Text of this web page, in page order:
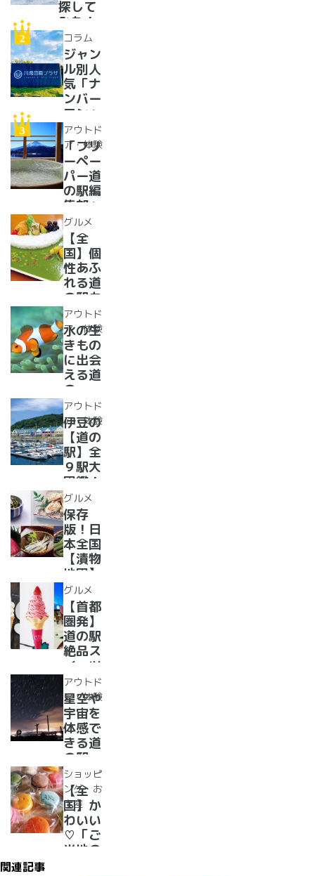
探して
みた！
イベン
トに巨
大グル
メ、ご
当地ス
イーツ
まで
【2024
年最新
情報】
コラム
ジャン
ル別人
気「ナ
ンバー
ワン」
道の駅
紹介。
フリー
ペーパ
ー道の
駅読者
が選ん
だ道の
駅ラン
キング
【最
新】
アウトド
ア・体験
「フリ
ーペー
パー道
の駅編
集部」
イチオ
シ！お
風呂の
ある道
の駅
16
選！あ
った
か、湯
ったり
道の駅
グルメ
【全
国】個
性あふ
れる道
の駅カ
レー大
集合！
道の駅
で食べ
られる
人気ダ
ムカレ
ー28
選
アウトド
ア・体験
水の生
きもの
に出会
える道
の
駅??〜
水族館
がある
道の駅
１０
選〜
【全
国】
アウトド
ア・体験
伊豆の
【道の
駅】全
９駅大
図鑑！
2022
年最新
グル
メ・お
土産を
まとめ
てご紹
介！＋
愛犬の
駅
グルメ
保存
版！日
本全国
【漬物
地図】
付き！
道の駅
で「ご
当地お
漬物」
めぐり
グルメ
【首都
圏発】
道の駅
絶品ス
イーツ
37
選！人
気のソ
フトク
リー
ム・ジ
ェラー
ト大集
合！
アウトド
ア・体験
星空や
宇宙を
体感で
きる道
の駅
道の駅
で夜空
に癒さ
れ/星
に願い
☆彡
ショッピ
ング・お
土産
【全
国】か
わいい
♡「ご
当地の
関連記事